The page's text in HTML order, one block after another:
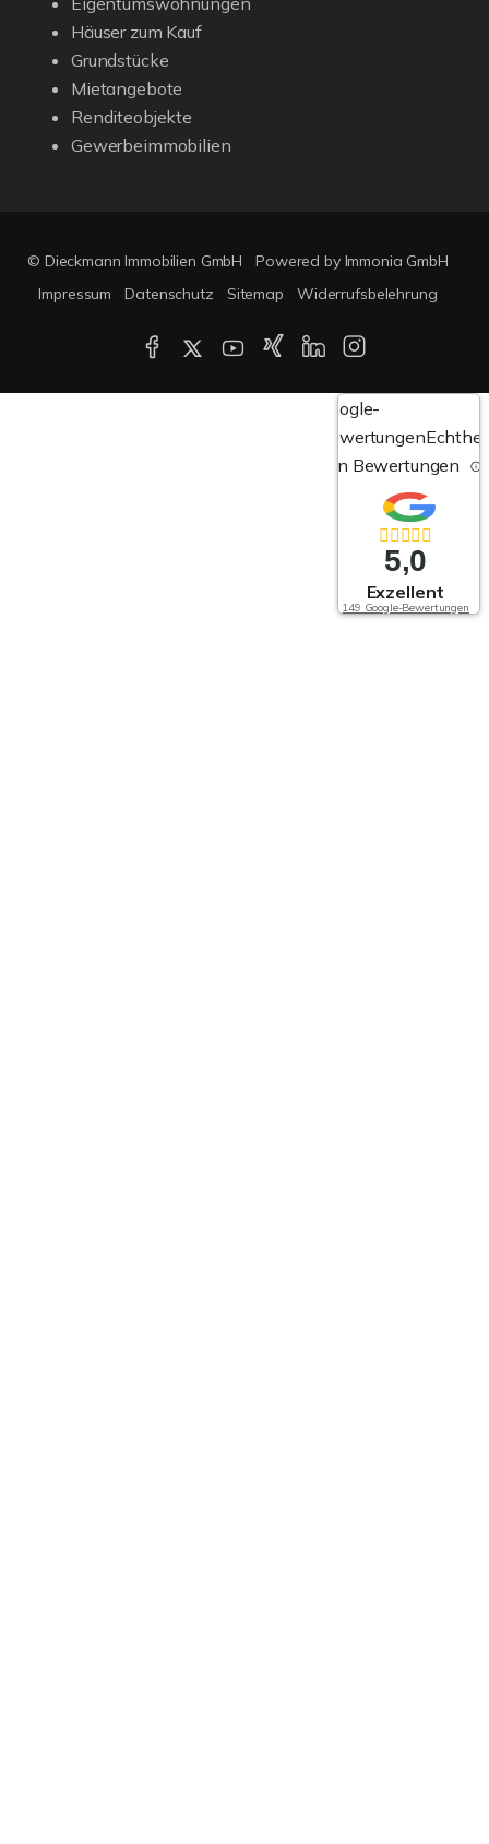
Häuser zum Kauf
Grundstücke
Mietangebote
Renditeobjekte
Gewerbeimmobilien
© Dieckmann Immobilien GmbH
Powered by Immonia GmbH
Impressum
Datenschutz Sitemap Widerrufsbelehrung
Google-
Bewertungen
von Bewertungen
5,0
Exzellent
149 Google-Bewertungen